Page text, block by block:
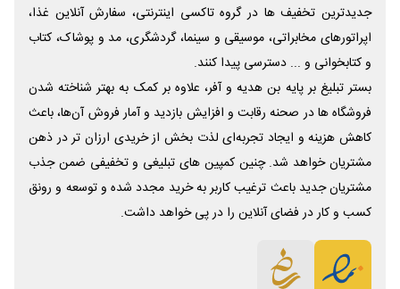
جدیدترین تخفیف ها در گروه تاکسی اینترنتی، سفارش آنلاین غذا،
اپراتورهای مخابراتی، موسیقی و سینما، گردشگری، مد و پوشاک، کتاب
و کتابخوانی و ... دسترسی پیدا کنند.
بستر تبلیغ بر پایه بن هدیه و آفر، علاوه بر کمک به بهتر شناخته شدن
فروشگاه ها در صحنه رقابت و افزایش بازدید و آمار فروش آن‌ها، باعث
کاهش هزینه و ایجاد تجربه‌ای لذت بخش از خریدی ارزان تر در ذهن
مشتریان خواهد شد. چنین کمپین های تبلیغی و تخفیفی ضمن جذب
مشتریان جدید باعث ترغیب کاربر به خرید مجدد شده و توسعه و رونق
کسب و کار در فضای آنلاین را در پی خواهد داشت.